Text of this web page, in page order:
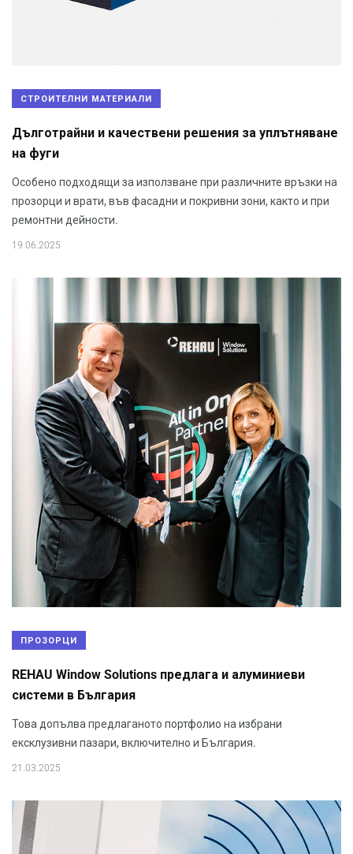
СТРОИТЕЛНИ МАТЕРИАЛИ
Дълготрайни и качествени решения за уплътняване
на фуги
Особено подходящи за използване при различните връзки на
прозорци и врати, във фасадни и покривни зони, както и при
ремонтни дейности.
19.06.2025
ПРОЗОРЦИ
REHAU Window Solutions предлага и алуминиеви
системи в България
Това допълва предлаганото портфолио на избрани
ексклузивни пазари, включително и България.
21.03.2025